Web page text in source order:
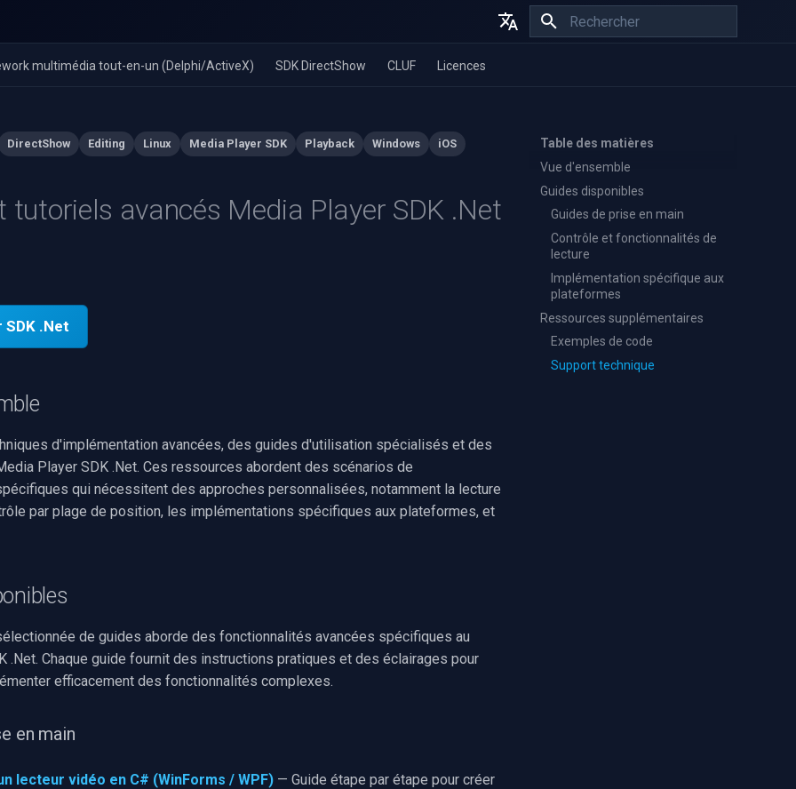
English
multimédia tout-en-un (Delphi/ActiveX) SDK DirectShow CLUF Licences
Table des matières
Vue d'ensemble
Guides disponibles
Guides de prise en main
Contrôle et fonctionnalités de
lecture
Implémentation spécifique aux
plateformes
Ressources supplémentaires
Exemples de code
Support technique
DirectShow Editing Linux Media Player SDK Playback Windows
iOS
tutoriels avancés Media Player SDK .Net
SDK .Net
d'implémentation avancées, des guides d'utilisation spécialisés et des
Player SDK .Net. Ces ressources abordent des scénarios de
qui nécessitent des approches personnalisées, notamment la lecture
par plage de position, les implémentations spécifiques aux plateformes, et
de guides aborde des fonctionnalités avancées spécifiques au
.Net. Chaque guide fournit des instructions pratiques et des éclairages pour
efficacement des fonctionnalités complexes.
en main
lecteur vidéo en C# (WinForms / WPF) — Guide étape par étape pour créer